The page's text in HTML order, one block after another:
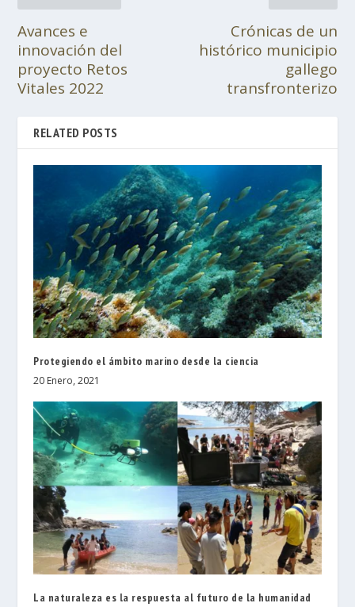
Avances e
innovación del
proyecto Retos
Vitales 2022
Crónicas de un
histórico municipio
gallego
transfronterizo
RELATED POSTS
Protegiendo el ámbito marino desde la ciencia
20 Enero, 2021
La naturaleza es la respuesta al futuro de la humanidad